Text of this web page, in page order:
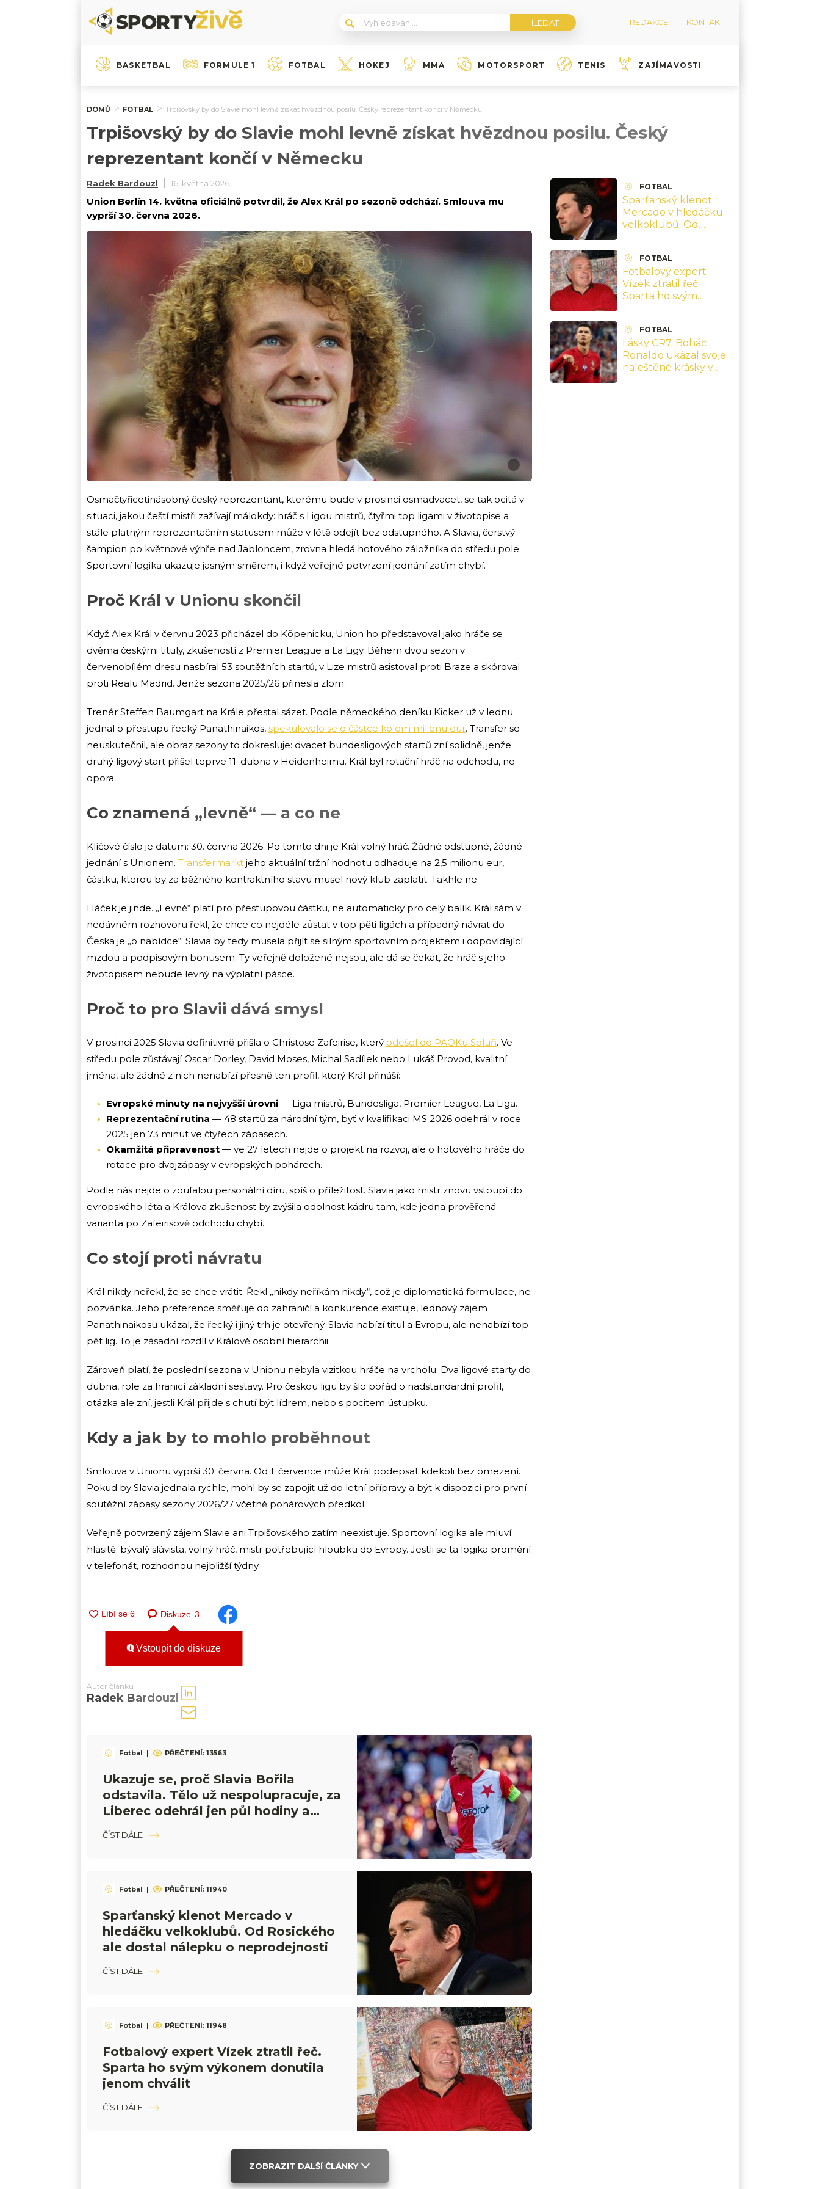
REDAKCE KONTAKT
BASKETBAL FORMULE 1 FOTBAL HOKEJ MMA MOTORSPORT TENIS ZAJÍMAVOSTI
DOMŮ FOTBAL Trpišovský by do Slavie mohl levně získat hvězdnou posilu. Český reprezentant končí v Německu
Trpišovský by do Slavie mohl levně získat hvězdnou posilu. Český
reprezentant končí v Německu
Radek Bardouzl 16. května 2026
Union Berlín 14. května oficiálně potvrdil, že Alex Král po sezoně odchází. Smlouva mu
vyprší 30. června 2026.
i
Osmačtyřicetinásobný český reprezentant, kterému bude v prosinci osmadvacet, se tak ocitá v
situaci, jakou čeští mistři zažívají málokdy: hráč s Ligou mistrů, čtyřmi top ligami v životopise a
stále platným reprezentačním statusem může v létě odejít bez odstupného. A Slavia, čerstvý
šampion po květnové výhře nad Jabloncem, zrovna hledá hotového záložníka do středu pole.
Sportovní logika ukazuje jasným směrem, i když veřejné potvrzení jednání zatím chybí.
Proč Král v Unionu skončil
Když Alex Král v červnu 2023 přicházel do Köpenicku, Union ho představoval jako hráče se
dvěma českými tituly, zkušeností z Premier League a La Ligy. Během dvou sezon v
červenobílém dresu nasbíral 53 soutěžních startů, v Lize mistrů asistoval proti Braze a skóroval
proti Realu Madrid. Jenže sezona 2025/26 přinesla zlom.
Trenér Steffen Baumgart na Krále přestal sázet. Podle německého deníku Kicker už v lednu
jednal o přestupu řecký Panathinaikos, spekulovalo se o částce kolem milionu eur. Transfer se
neuskutečnil, ale obraz sezony to dokresluje: dvacet bundesligových startů zní solidně, jenže
druhý ligový start přišel teprve 11. dubna v Heidenheimu. Král byl rotační hráč na odchodu, ne
opora.
Co znamená „levně“ — a co ne
Klíčové číslo je datum: 30. června 2026. Po tomto dni je Král volný hráč. Žádné odstupné, žádné
jednání s Unionem. Transfermarkt jeho aktuální tržní hodnotu odhaduje na 2,5 milionu eur,
částku, kterou by za běžného kontraktního stavu musel nový klub zaplatit. Takhle ne.
Háček je jinde. „Levně“ platí pro přestupovou částku, ne automaticky pro celý balík. Král sám v
nedávném rozhovoru řekl, že chce co nejdéle zůstat v top pěti ligách a případný návrat do
Česka je „o nabídce“. Slavia by tedy musela přijít se silným sportovním projektem i odpovídající
mzdou a podpisovým bonusem. Ty veřejně doložené nejsou, ale dá se čekat, že hráč s jeho
životopisem nebude levný na výplatní pásce.
Proč to pro Slavii dává smysl
V prosinci 2025 Slavia definitivně přišla o Christose Zafeirise, který odešel do PAOKu Soluň. Ve
středu pole zůstávají Oscar Dorley, David Moses, Michal Sadílek nebo Lukáš Provod, kvalitní
jména, ale žádné z nich nenabízí přesně ten profil, který Král přináší:
Evropské minuty na nejvyšší úrovni — Liga mistrů, Bundesliga, Premier League, La Liga.
Reprezentační rutina — 48 startů za národní tým, byť v kvalifikaci MS 2026 odehrál v roce
2025 jen 73 minut ve čtyřech zápasech.
Okamžitá připravenost — ve 27 letech nejde o projekt na rozvoj, ale o hotového hráče do
rotace pro dvojzápasy v evropských pohárech.
Podle nás nejde o zoufalou personální díru, spíš o příležitost. Slavia jako mistr znovu vstoupí do
evropského léta a Králova zkušenost by zvýšila odolnost kádru tam, kde jedna prověřená
varianta po Zafeirisově odchodu chybí.
Co stojí proti návratu
Král nikdy neřekl, že se chce vrátit. Řekl „nikdy neříkám nikdy“, což je diplomatická formulace, ne
pozvánka. Jeho preference směřuje do zahraničí a konkurence existuje, lednový zájem
Panathinaikosu ukázal, že řecký i jiný trh je otevřený. Slavia nabízí titul a Evropu, ale nenabízí top
pět lig. To je zásadní rozdíl v Králově osobní hierarchii.
Zároveň platí, že poslední sezona v Unionu nebyla vizitkou hráče na vrcholu. Dva ligové starty do
dubna, role za hranicí základní sestavy. Pro českou ligu by šlo pořád o nadstandardní profil,
otázka ale zní, jestli Král přijde s chutí být lídrem, nebo s pocitem ústupku.
Kdy a jak by to mohlo proběhnout
Smlouva v Unionu vyprší 30. června. Od 1. července může Král podepsat kdekoli bez omezení.
Pokud by Slavia jednala rychle, mohl by se zapojit už do letní přípravy a být k dispozici pro první
soutěžní zápasy sezony 2026/27 včetně pohárových předkol.
Veřejně potvrzený zájem Slavie ani Trpišovského zatím neexistuje. Sportovní logika ale mluví
hlasitě: bývalý slávista, volný hráč, mistr potřebující hloubku do Evropy. Jestli se ta logika promění
v telefonát, rozhodnou nejbližší týdny.
Diskuze 3
Vstoupit do diskuze
Autor článku
Radek Bardouzl
Fotbal | PŘEČTENÍ: 13563
Ukazuje se, proč Slavia Bořila
odstavila. Tělo už nespolupracuje, za
Liberec odehrál jen půl hodiny a
musel střídat
ČÍST DÁLE
Fotbal | PŘEČTENÍ: 11940
Sparťanský klenot Mercado v
hledáčku velkoklubů. Od Rosického
ale dostal nálepku o neprodejnosti
ČÍST DÁLE
Fotbal | PŘEČTENÍ: 11948
Fotbalový expert Vízek ztratil řeč.
Sparta ho svým výkonem donutila
jenom chválit
ČÍST DÁLE
ZOBRAZIT DALŠÍ ČLÁNKY
FOTBAL
Sparťanský klenot
Mercado v hledáčku
velkoklubů. Od
neprodejnosti
FOTBAL
Fotbalový expert
Vízek ztratil řeč.
Sparta ho svým
FOTBAL
Lásky CR7. Boháč
Ronaldo ukázal svoje
naleštěné krásky v